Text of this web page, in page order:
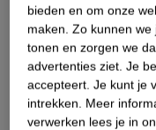
Bekijk ook
Meer Kruidvat
bieden en om onze
maken. Zo kunnen we
tonen en zorgen we
advertenties ziet. Je
accepteert. Je kunt je
intrekken. Meer
verwerken lees je in